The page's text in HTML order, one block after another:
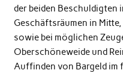
der beiden Beschuldigten
Geschäftsräumen in
sowie bei möglichen
Oberschöneweide und
Auffinden von Bargeld im